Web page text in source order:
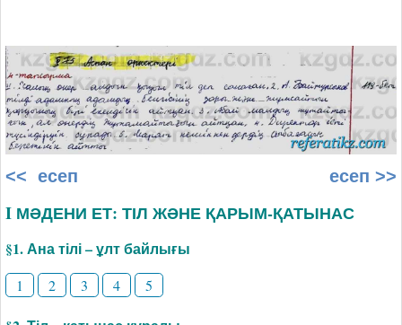
<< есеп есеп >>
I МӘДЕНИ ЕТ: ТІЛ ЖӘНЕ ҚАРЫМ-ҚАТЫНАС
§1. Ана тілі – ұлт байлығы
1 2 3 4 5